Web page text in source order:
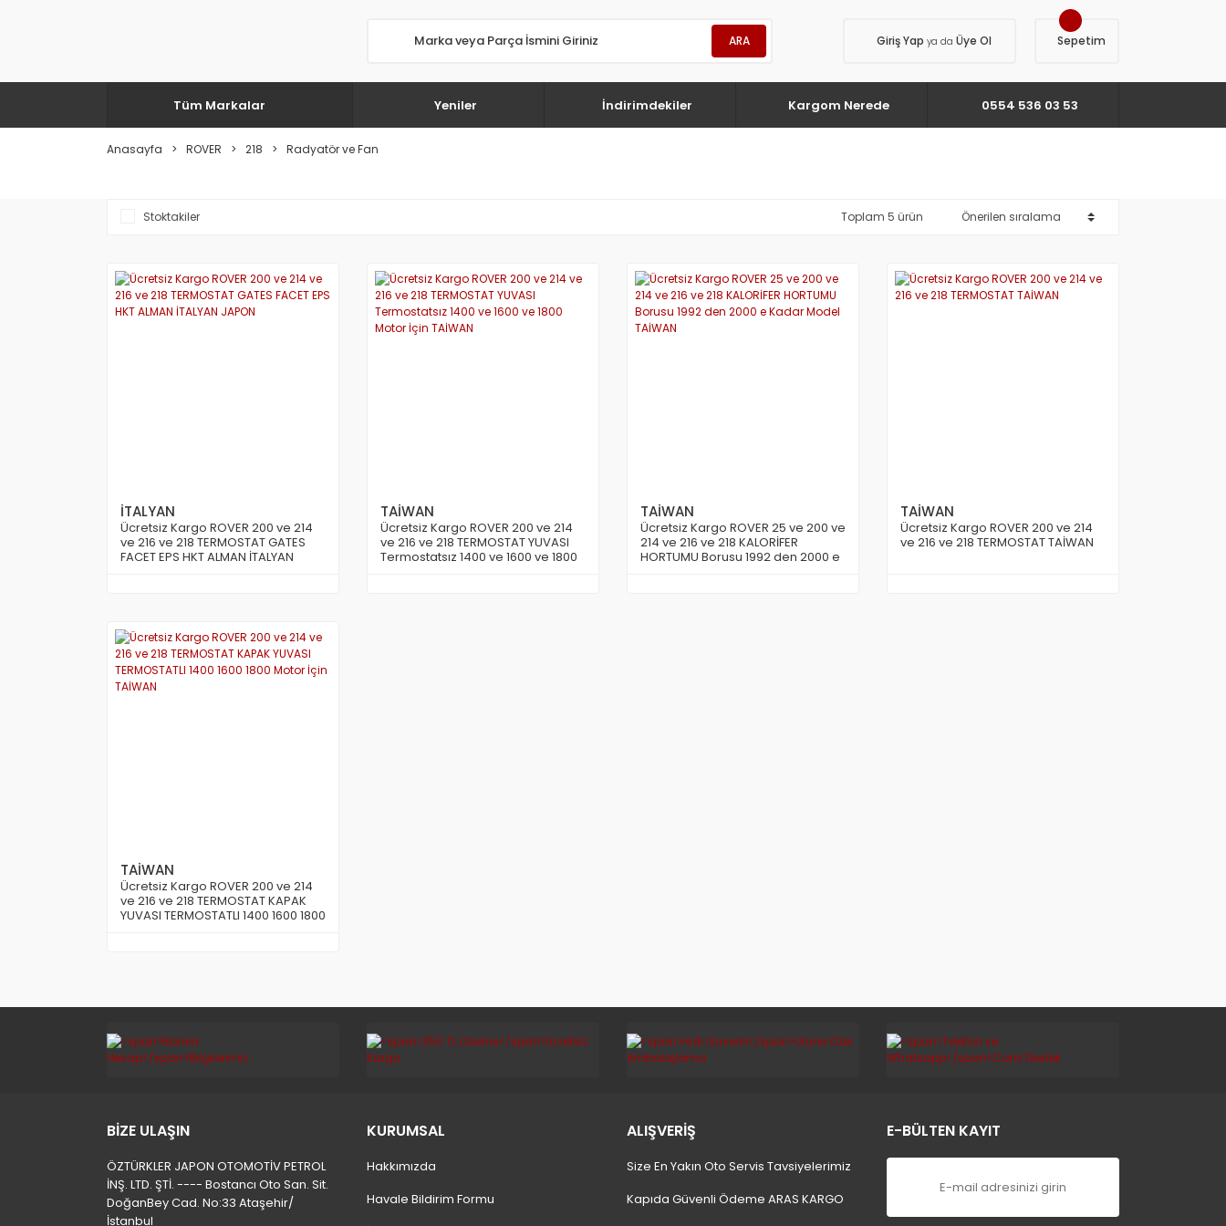
ARA Giriş Yap ya da Üye Ol Sepetim
Tüm Markalar Yeniler İndirimdekiler Kargom Nerede 0554 536 03 53
Anasayfa ROVER 218 Radyatör ve Fan
Stoktakiler Toplam 5 ürün
İTALYAN
Ücretsiz Kargo ROVER 200 ve 214
ve 216 ve 218 TERMOSTAT GATES
FACET EPS HKT ALMAN İTALYAN
TAİWAN
Ücretsiz Kargo ROVER 200 ve 214
ve 216 ve 218 TERMOSTAT YUVASI
Termostatsız 1400 ve 1600 ve 1800
TAİWAN
Ücretsiz Kargo ROVER 25 ve 200 ve
214 ve 216 ve 218 KALORİFER
HORTUMU Borusu 1992 den 2000 e
TAİWAN
Ücretsiz Kargo ROVER 200 ve 214
ve 216 ve 218 TERMOSTAT TAİWAN
TAİWAN
Ücretsiz Kargo ROVER 200 ve 214
ve 216 ve 218 TERMOSTAT KAPAK
YUVASI TERMOSTATLI 1400 1600 1800
BİZE ULAŞIN
ÖZTÜRKLER JAPON OTOMOTİV PETROL
İNŞ. LTD. ŞTİ. ---- Bostancı Oto San. Sit.
DoğanBey Cad. No:33 Ataşehir/
İstanbul
KURUMSAL
Hakkımızda
Havale Bildirim Formu
ALIŞVERİŞ
Size En Yakın Oto Servis Tavsiyelerimiz
Kapıda Güvenli Ödeme ARAS KARGO
E-BÜLTEN KAYIT